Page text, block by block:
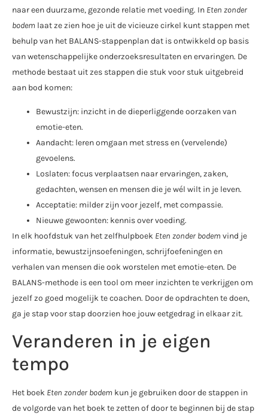
naar een duurzame, gezonde relatie met voeding. In Eten zonder
bodem laat ze zien hoe je uit de vicieuze cirkel kunt stappen met
behulp van het BALANS-stappenplan dat is ontwikkeld op basis
van wetenschappelijke onderzoeksresultaten en ervaringen. De
methode bestaat uit zes stappen die stuk voor stuk uitgebreid
aan bod komen:
Bewustzijn: inzicht in de dieperliggende oorzaken van
emotie-eten.
Aandacht: leren omgaan met stress en (vervelende)
gevoelens.
Loslaten: focus verplaatsen naar ervaringen, zaken,
gedachten, wensen en mensen die je wél wilt in je leven.
Acceptatie: milder zijn voor jezelf, met compassie.
Nieuwe gewoonten: kennis over voeding.
In elk hoofdstuk van het zelfhulpboek Eten zonder bodem vind je
informatie, bewustzijnsoefeningen, schrijfoefeningen en
verhalen van mensen die ook worstelen met emotie-eten. De
BALANS-methode is een tool om meer inzichten te verkrijgen om
jezelf zo goed mogelijk te coachen. Door de opdrachten te doen,
ga je stap voor stap doorzien hoe jouw eetgedrag in elkaar zit.
Veranderen in je eigen
tempo
Het boek Eten zonder bodem kun je gebruiken door de stappen in
de volgorde van het boek te zetten of door te beginnen bij de stap